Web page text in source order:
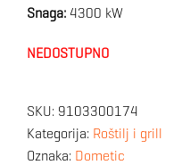
Snaga: 4300 kW
NEDOSTUPNO
SKU: 9103300174
Kategorija: Roštilj i grill
Oznaka: Dometic